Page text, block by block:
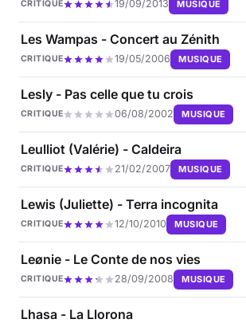
CRITIQUE 19/09/2013 MUSIQUE
Les Wampas - Concert au Zénith
CRITIQUE 19/05/2006 MUSIQUE
Lesly - Pas celle que tu crois
CRITIQUE 06/08/2002 MUSIQUE
Leulliot (Valérie) - Caldeira
CRITIQUE 21/02/2007 MUSIQUE
Lewis (Juliette) - Terra incognita
CRITIQUE 12/10/2010 MUSIQUE
Leønie - Le Conte de nos vies
CRITIQUE 28/09/2008 MUSIQUE
Lhasa - La Llorona